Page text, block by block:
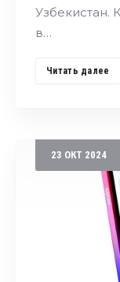
Узбекистан.
в…
Читать далее
23 ОКТ 2024